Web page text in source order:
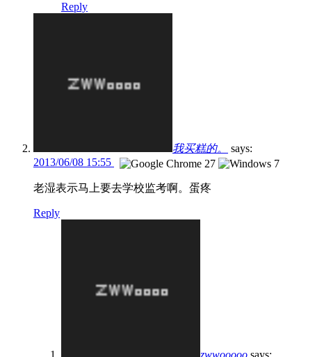
Reply
我买糕的。
says:
2013/06/08 15:55
老湿表示马上要去学校监考啊。蛋疼
Reply
zwwooooo says: